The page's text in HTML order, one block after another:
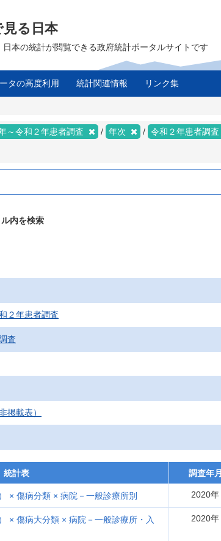
見る日本
日本の統計が閲覧できる政府統計ポータルサイトです
タの高度利用 統計関連情報 リンク集
～令和２年患者調査 年次 令和２年患者調査
内を検索
２年患者調査
査
掲載表）
統計表 調査年月
× 傷病分類 × 病院－一般診療所別 2020年
× 傷病大分類 × 病院－一般診療所・入
2020年